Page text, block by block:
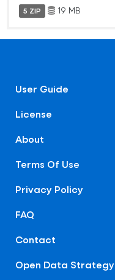
5 ZIP 19 MB
User Guide
License
About
Terms Of Use
Privacy Policy
FAQ
Contact
Open Data Strategy